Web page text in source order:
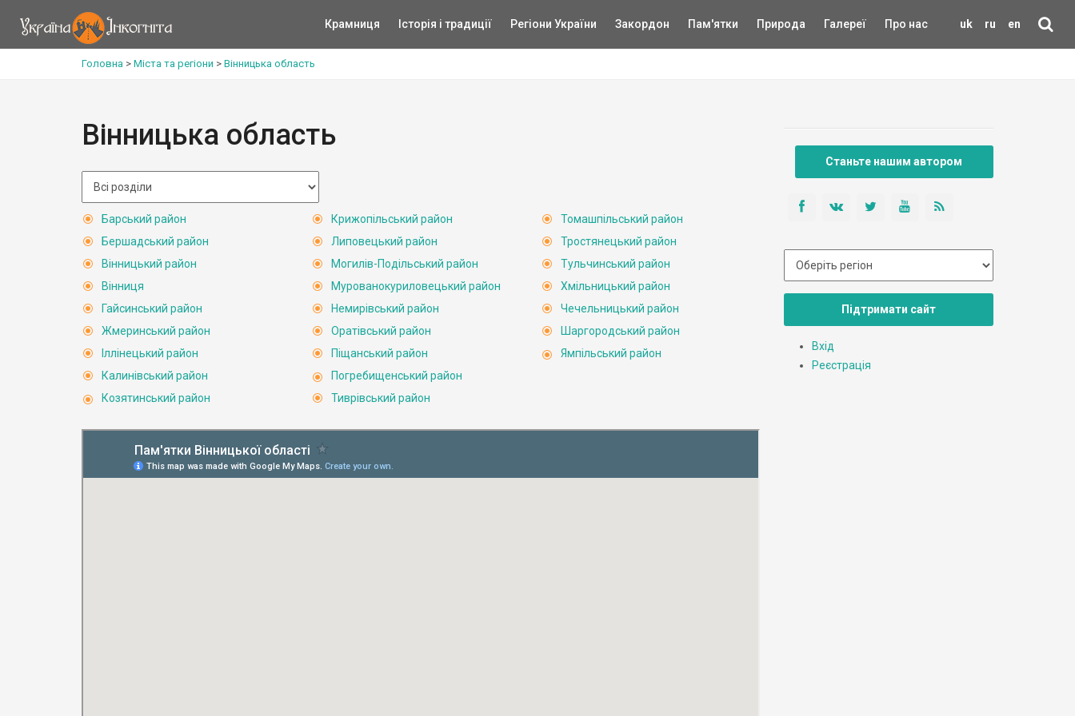
uk ru en
Крамниця Історія і традиції Регіони України Закордон Пам'ятки Природа Галереї Про нас
Головна > Міста та регіони > Вінницька область
Вінницька область
Барський район
Бершадський район
Вінницький район
Вінниця
Гайсинський район
Жмеринський район
Іллінецький район
Калинівський район
Козятинський район
Крижопільський район
Липовецький район
Могилів-Подільський район
Мурованокуриловецький район
Немирівський район
Оратівський район
Піщанський район
Погребищенський район
Тиврівський район
Томашпільський район
Тростянецький район
Тульчинський район
Хмільницький район
Чечельницький район
Шаргородський район
Ямпільський район
Станьте нашим автором
Підтримати сайт
Вхід
Реєстрація